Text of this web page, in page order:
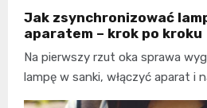
Jak zsynchronizować
aparatem – krok po kroku
Na pierwszy rzut oka sprawa
lampę w sanki, włączyć aparat i